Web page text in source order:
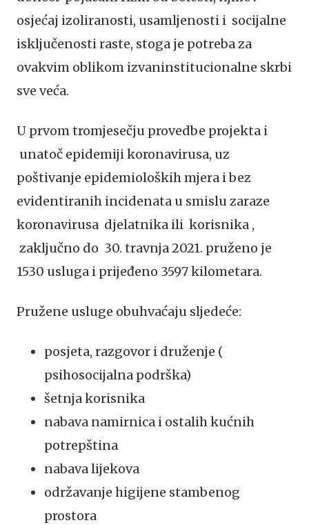
osjećaj izoliranosti, usamljenosti i socijalne
isključenosti raste, stoga je potreba za
ovakvim oblikom izvaninstitucionalne skrbi
sve veća.
U prvom tromjesečju provedbe projekta i
unatoč epidemiji koronavirusa, uz
poštivanje epidemioloških mjera i bez
evidentiranih incidenata u smislu zaraze
koronavirusa djelatnika ili korisnika ,
zaključno do 30. travnja 2021. pruženo je
1530 usluga i prijeđeno 3597 kilometara.
Pružene usluge obuhvaćaju sljedeće:
posjeta, razgovor i druženje (
psihosocijalna podrška)
šetnja korisnika
nabava namirnica i ostalih kućnih
potrepština
nabava lijekova
održavanje higijene stambenog
prostora